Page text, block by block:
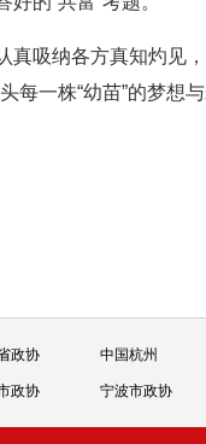
吸纳各方真知灼见
每一株“幼苗”的梦想与
政协 中国杭州
政协 宁波市政协